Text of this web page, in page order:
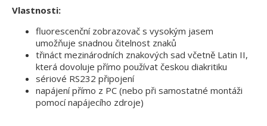
Vlastnosti:
fluorescenční zobrazovač s vysokým jasem
umožňuje snadnou čitelnost znaků
třináct mezinárodních znakových sad včetně Latin II,
která dovoluje přímo používat českou diakritiku
sériové RS232 připojení
napájení přímo z PC (nebo při samostatné montáži
pomocí napájecího zdroje)